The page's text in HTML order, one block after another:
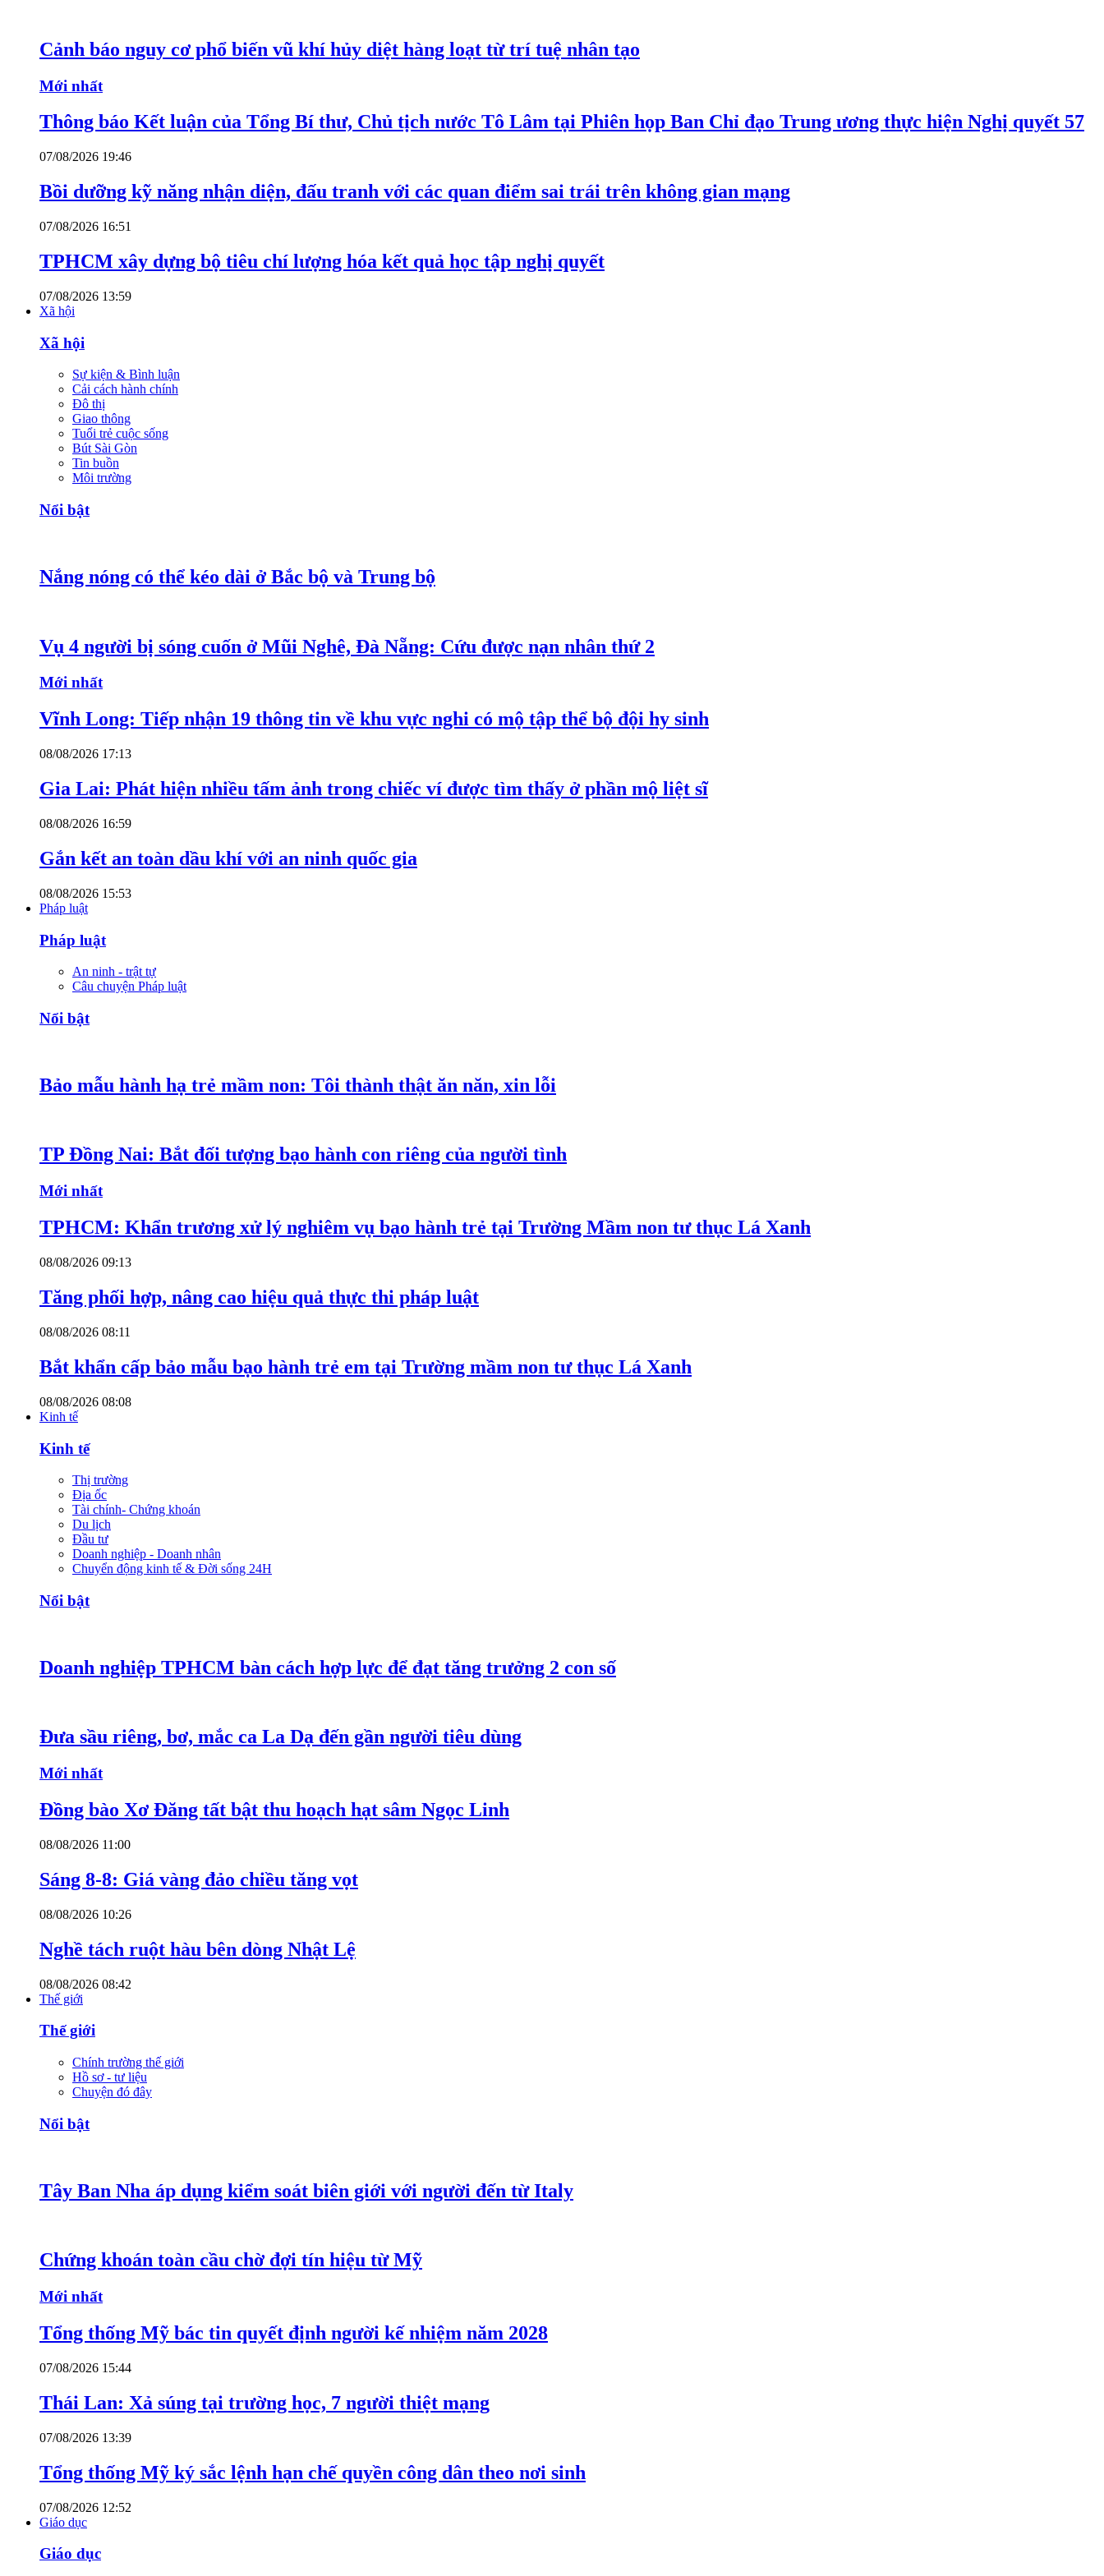
Cảnh báo nguy cơ phổ biến vũ khí hủy diệt hàng loạt từ trí tuệ nhân tạo
Mới nhất
Thông báo Kết luận của Tổng Bí thư, Chủ tịch nước Tô Lâm tại Phiên họp Ban Chỉ đạo Trung ương thực hiện Nghị quyết 57
07/08/2026 19:46
Bồi dưỡng kỹ năng nhận diện, đấu tranh với các quan điểm sai trái trên không gian mạng
07/08/2026 16:51
TPHCM xây dựng bộ tiêu chí lượng hóa kết quả học tập nghị quyết
07/08/2026 13:59
Xã hội
Xã hội
Sự kiện & Bình luận
Cải cách hành chính
Đô thị
Giao thông
Tuổi trẻ cuộc sống
Bút Sài Gòn
Tin buồn
Môi trường
Nổi bật
Nắng nóng có thể kéo dài ở Bắc bộ và Trung bộ
Vụ 4 người bị sóng cuốn ở Mũi Nghê, Đà Nẵng: Cứu được nạn nhân thứ 2
Mới nhất
Vĩnh Long: Tiếp nhận 19 thông tin về khu vực nghi có mộ tập thể bộ đội hy sinh
08/08/2026 17:13
Gia Lai: Phát hiện nhiều tấm ảnh trong chiếc ví được tìm thấy ở phần mộ liệt sĩ
08/08/2026 16:59
Gắn kết an toàn dầu khí với an ninh quốc gia
08/08/2026 15:53
Pháp luật
Pháp luật
An ninh - trật tự
Câu chuyện Pháp luật
Nổi bật
Bảo mẫu hành hạ trẻ mầm non: Tôi thành thật ăn năn, xin lỗi
TP Đồng Nai: Bắt đối tượng bạo hành con riêng của người tình
Mới nhất
TPHCM: Khẩn trương xử lý nghiêm vụ bạo hành trẻ tại Trường Mầm non tư thục Lá Xanh
08/08/2026 09:13
Tăng phối hợp, nâng cao hiệu quả thực thi pháp luật
08/08/2026 08:11
Bắt khẩn cấp bảo mẫu bạo hành trẻ em tại Trường mầm non tư thục Lá Xanh
08/08/2026 08:08
Kinh tế
Kinh tế
Thị trường
Địa ốc
Tài chính- Chứng khoán
Du lịch
Đầu tư
Doanh nghiệp - Doanh nhân
Chuyển động kinh tế & Đời sống 24H
Nổi bật
Doanh nghiệp TPHCM bàn cách hợp lực để đạt tăng trưởng 2 con số
Đưa sầu riêng, bơ, mắc ca La Dạ đến gần người tiêu dùng
Mới nhất
Đồng bào Xơ Đăng tất bật thu hoạch hạt sâm Ngọc Linh
08/08/2026 11:00
Sáng 8-8: Giá vàng đảo chiều tăng vọt
08/08/2026 10:26
Nghề tách ruột hàu bên dòng Nhật Lệ
08/08/2026 08:42
Thế giới
Thế giới
Chính trường thế giới
Hồ sơ - tư liệu
Chuyện đó đây
Nổi bật
Tây Ban Nha áp dụng kiểm soát biên giới với người đến từ Italy
Chứng khoán toàn cầu chờ đợi tín hiệu từ Mỹ
Mới nhất
Tổng thống Mỹ bác tin quyết định người kế nhiệm năm 2028
07/08/2026 15:44
Thái Lan: Xả súng tại trường học, 7 người thiệt mạng
07/08/2026 13:39
Tổng thống Mỹ ký sắc lệnh hạn chế quyền công dân theo nơi sinh
07/08/2026 12:52
Giáo dục
Giáo dục